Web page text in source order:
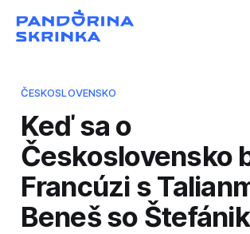
ČESKOSLOVENSKO
Keď sa o
Československo
Francúzi s
Beneš so